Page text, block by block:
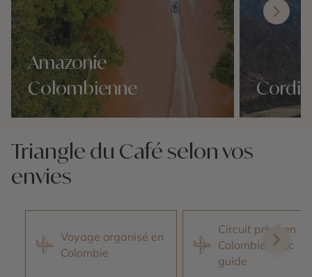
Amazonie
Colombienne
Triangle du Café selon vos
envies
Voyage organisé en
Colombie
Circuit privé en
Colombie avec
guide